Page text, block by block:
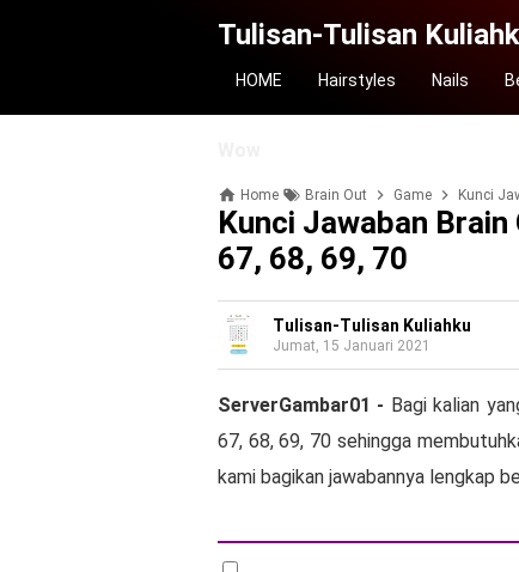
Tulisan-Tulisan
HOME Hairstyles Nails
Home Brain Out Game Kunci
Kunci Jawaban
67, 68, 69, 70
Tulisan-Tulisan Kuliahku
Jumat, 15 Januari 2021
ServerGambar01 - Bagi kalian
67, 68, 69, 70 sehingga
kami bagikan jawabannya lengkap